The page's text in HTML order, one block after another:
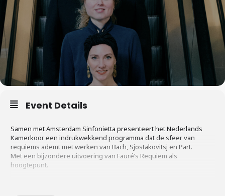
Event Details
Samen met Amsterdam Sinfonietta presenteert het Nederlands
Kamerkoor een indrukwekkend programma dat de sfeer van
requiems ademt met werken van Bach, Sjostakovitsj en Pärt.
Met een bijzondere uitvoering van Fauré’s Requiem als
hoogtepunt.
Onlangs nog werd de samenwerking tussen het Nederlands